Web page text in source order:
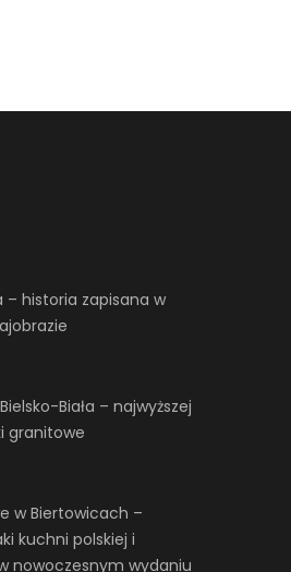
– historia zapisana w
Biała – najwyższej
granitowe
w Biertowicach –
kuchni polskiej i
nowoczesnym wydaniu